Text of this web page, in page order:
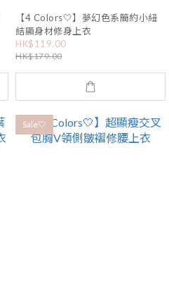
【4 Colors🤍】夢幻色系簡約小紐
結顯身材修身上衣
HK$119.00
HK$179.00
Sale🤍